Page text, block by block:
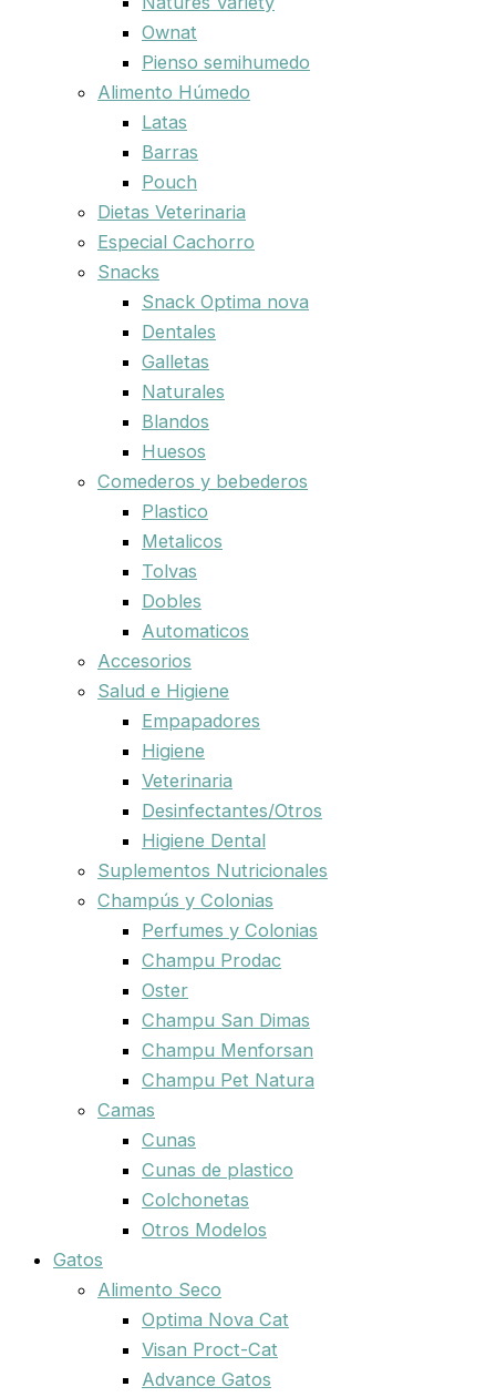
Ownat
Pienso semihumedo
Alimento Húmedo
Latas
Barras
Pouch
Dietas Veterinaria
Especial Cachorro
Snacks
Snack Optima nova
Dentales
Galletas
Naturales
Blandos
Huesos
Comederos y bebederos
Plastico
Metalicos
Tolvas
Dobles
Automaticos
Accesorios
Salud e Higiene
Empapadores
Higiene
Veterinaria
Desinfectantes/Otros
Higiene Dental
Suplementos Nutricionales
Champús y Colonias
Perfumes y Colonias
Champu Prodac
Oster
Champu San Dimas
Champu Menforsan
Champu Pet Natura
Camas
Cunas
Cunas de plastico
Colchonetas
Otros Modelos
Gatos
Alimento Seco
Optima Nova Cat
Visan Proct-Cat
Advance Gatos